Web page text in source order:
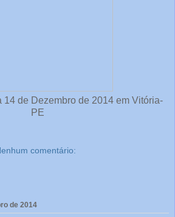
14 de Dezembro de 2014 em Vitória-
PE
comentário:
de 2014